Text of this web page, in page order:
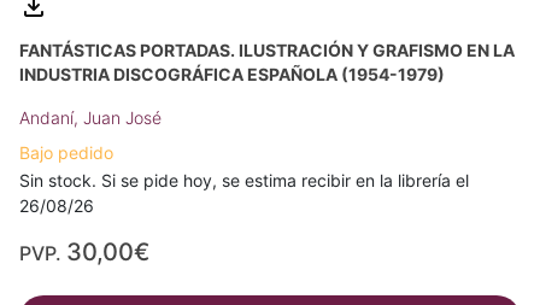
FANTÁSTICAS PORTADAS. ILUSTRACIÓN Y GRAFISMO EN LA
INDUSTRIA DISCOGRÁFICA ESPAÑOLA (1954-1979)
Andaní, Juan José
Bajo pedido
Sin stock. Si se pide hoy, se estima recibir en la librería el
26/08/26
PVP. 30,00€